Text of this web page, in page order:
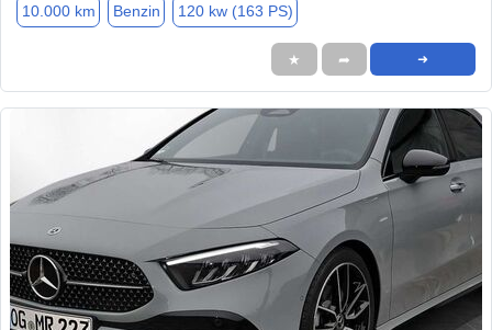
10.000 km Benzin 120 kw (163 PS)
★ ➦ ➜